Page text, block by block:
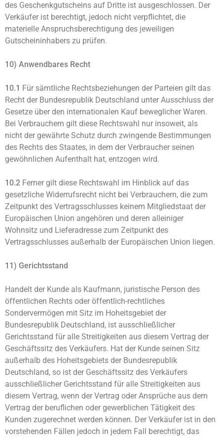
des Geschenkgutscheins auf Dritte ist ausgeschlossen. Der
Verkäufer ist berechtigt, jedoch nicht verpflichtet, die
materielle Anspruchsberechtigung des jeweiligen
Gutscheininhabers zu prüfen.
10) Anwendbares Recht
10.1 Für sämtliche Rechtsbeziehungen der Parteien gilt das
Recht der Bundesrepublik Deutschland unter Ausschluss der
Gesetze über den internationalen Kauf beweglicher Waren.
Bei Verbrauchern gilt diese Rechtswahl nur insoweit, als
nicht der gewährte Schutz durch zwingende Bestimmungen
des Rechts des Staates, in dem der Verbraucher seinen
gewöhnlichen Aufenthalt hat, entzogen wird.
10.2 Ferner gilt diese Rechtswahl im Hinblick auf das
gesetzliche Widerrufsrecht nicht bei Verbrauchern, die zum
Zeitpunkt des Vertragsschlusses keinem Mitgliedstaat der
Europäischen Union angehören und deren alleiniger
Wohnsitz und Lieferadresse zum Zeitpunkt des
Vertragsschlusses außerhalb der Europäischen Union liegen.
11) Gerichtsstand
Handelt der Kunde als Kaufmann, juristische Person des
öffentlichen Rechts oder öffentlich-rechtliches
Sondervermögen mit Sitz im Hoheitsgebiet der
Bundesrepublik Deutschland, ist ausschließlicher
Gerichtsstand für alle Streitigkeiten aus diesem Vertrag der
Geschäftssitz des Verkäufers. Hat der Kunde seinen Sitz
außerhalb des Hoheitsgebiets der Bundesrepublik
Deutschland, so ist der Geschäftssitz des Verkäufers
ausschließlicher Gerichtsstand für alle Streitigkeiten aus
diesem Vertrag, wenn der Vertrag oder Ansprüche aus dem
Vertrag der beruflichen oder gewerblichen Tätigkeit des
Kunden zugerechnet werden können. Der Verkäufer ist in den
vorstehenden Fällen jedoch in jedem Fall berechtigt, das